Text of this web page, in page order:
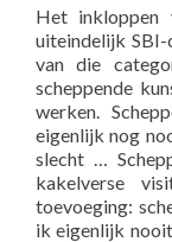
Het inkloppen
uiteindelijk
van die
scheppende
werken.
eigenlijk nog
slecht …
kakelverse
toevoeging:
ik eigenlijk